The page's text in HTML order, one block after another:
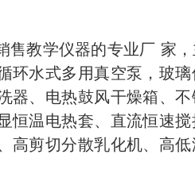
教学仪器的专业厂 家
环水式多用真空泵，玻
器、电热鼓风干燥箱、
恒温电热套、直流恒速
高剪切分散乳化机、高